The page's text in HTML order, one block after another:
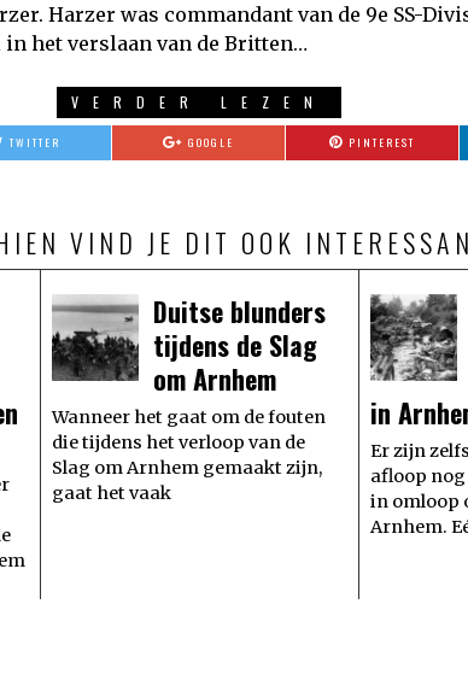
Harzer was commandant van de 9e SS-
het verslaan van de Britten…
VERDER LEZEN
TWITTER GOOGLE PINTEREST
VIND JE DIT OOK
Duitse blunders
tijdens de Slag
om Arnhem
Wanneer het gaat om de fouten
die tijdens het verloop van de
Slag om Arnhem gemaakt zijn,
gaat het vaak
in
Er zijn
afloop
in omloop
Arnhem.